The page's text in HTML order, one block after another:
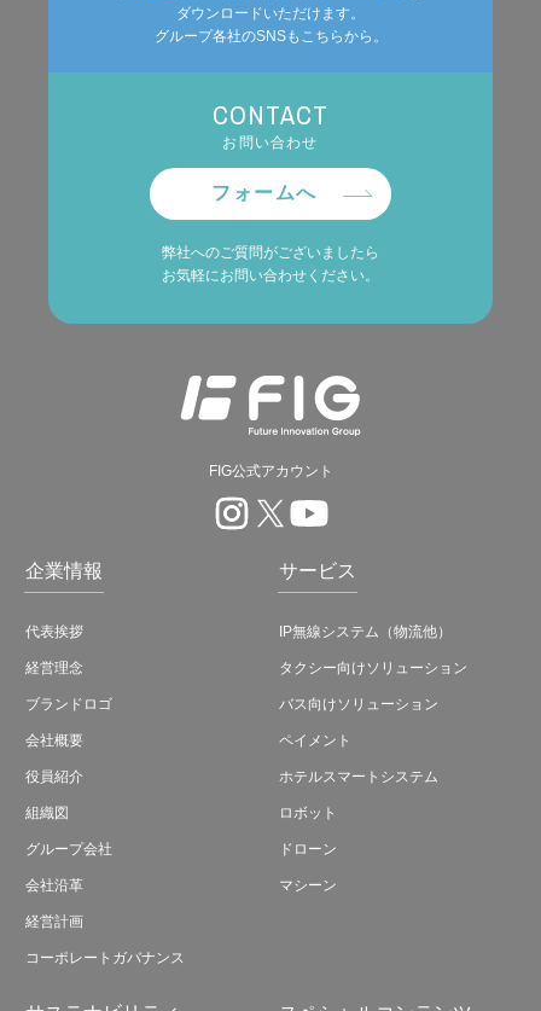
ダウンロードいただけます。
グループ各社のSNSもこちらから。
CONTACT
お問い合わせ
フォームへ
弊社へのご質問がございましたら
お気軽にお問い合わせください。
FIG公式アカウント
企業情報
代表挨拶
経営理念
ブランドロゴ
会社概要
役員紹介
組織図
グループ会社
会社沿革
経営計画
コーポレートガバナンス
サービス
IP無線システム（物流他）
タクシー向けソリューション
バス向けソリューション
ペイメント
ホテルスマートシステム
ロボット
ドローン
マシーン